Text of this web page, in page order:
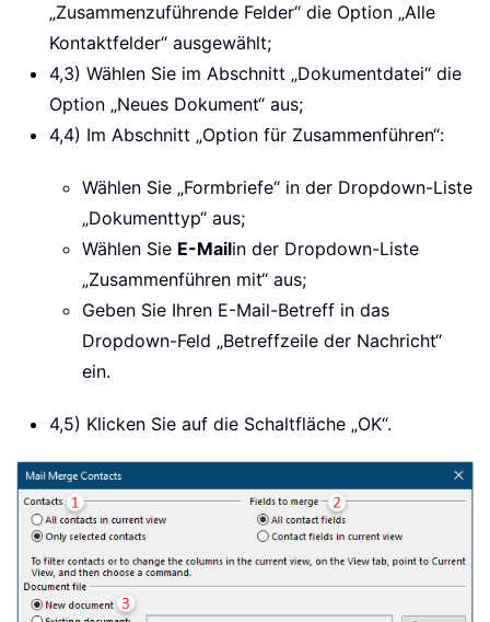
„Zusammenzuführende Felder“ die Option „Alle
Kontaktfelder“ ausgewählt;
4,3) Wählen Sie im Abschnitt „Dokumentdatei“ die
Option „Neues Dokument“ aus;
4,4) Im Abschnitt „Option für Zusammenführen“:
Wählen Sie „Formbriefe“ in der Dropdown-Liste
„Dokumenttyp“ aus;
Wählen Sie E-Mailin der Dropdown-Liste
„Zusammenführen mit“ aus;
Geben Sie Ihren E-Mail-Betreff in das
Dropdown-Feld „Betreffzeile der Nachricht“
ein.
4,5) Klicken Sie auf die Schaltfläche „OK“.